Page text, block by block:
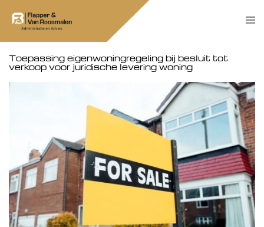
Toepassing eigenwoningregeling bij besluit tot
verkoop voor juridische levering woning